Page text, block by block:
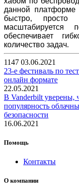
данной платформе
быстро, просто
обеспечивает
количество задач.
1147 03.06.2021
23-е фестиваль по
онлайн формате
22.05.2021
В Vanderbilt уверены,
популярность
безопасности
16.06.2021
Помощь
Контакты
О компании